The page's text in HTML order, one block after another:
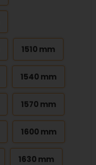
1510 mm
1540 mm
1570 mm
1600 mm
1630 mm